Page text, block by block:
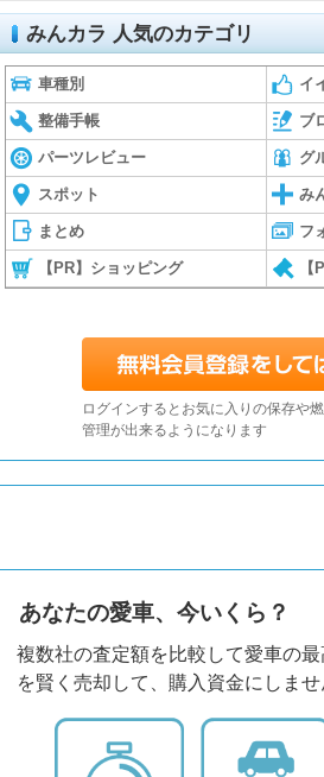
みんカラ 人気のカテゴリ
車種別 イ
整備手帳 ブ
パーツレビュー グ
スポット み
まとめ フ
【PR】ショッピング
ログインするとお気に入りの保存や
管理が出来るようになります
あなたの愛車、今いくら？
複数社の査定額を比較して愛車の
を賢く売却して、購入資金にしませ